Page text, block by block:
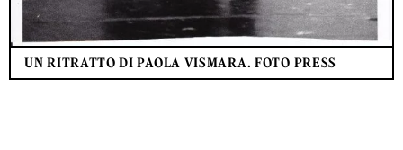
UN RITRATTO DI PAOLA VISMARA. FOTO PRESS